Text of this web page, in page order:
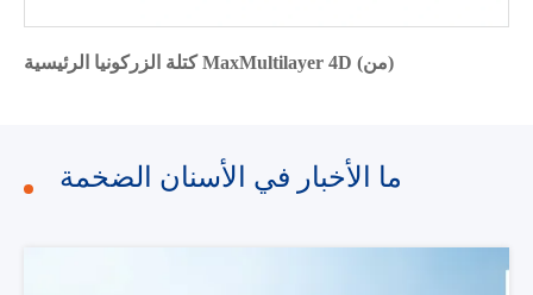
كتلة الزركونيا الرئيسية MaxMultilayer 4D (من)
ما الأخبار في الأسنان الضخمة